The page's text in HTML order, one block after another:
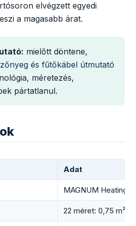
elvégzett egyedi
a magasabb árat.
mielőtt döntene,
és fűtőkábel útmutató
méretezés,
pártatlanul.
Adat
MAGNUM Heating
22 méret: 0,75 m² –